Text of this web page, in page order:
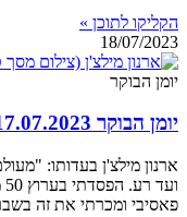
הקליקו לתוכן »
18/07/2023
יומן הבוקר
יומן הבוקר 17.07.2023